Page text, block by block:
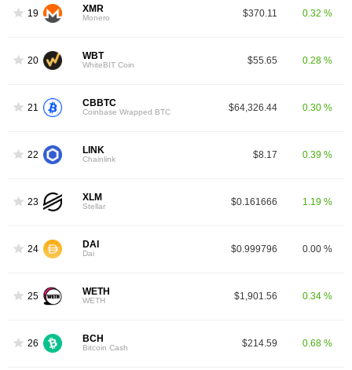
19 XMR
Monero $370.11 0.32 %
20 WBT
WhiteBIT Coin $55.65 0.28 %
21 CBBTC
Coinbase Wrapped BTC $64,326.44 0.30 %
22 LINK
Chainlink $8.17 0.39 %
23 XLM
Stellar $0.161666 1.19 %
24 DAI
Dai $0.999796 0.00 %
25 WETH
WETH $1,901.56 0.34 %
26 BCH
Bitcoin Cash $214.59 0.68 %